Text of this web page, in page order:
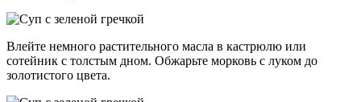
Влейте немного растительного масла в кастрюлю или
сотейник с толстым дном. Обжарьте морковь с луком до
золотистого цвета.